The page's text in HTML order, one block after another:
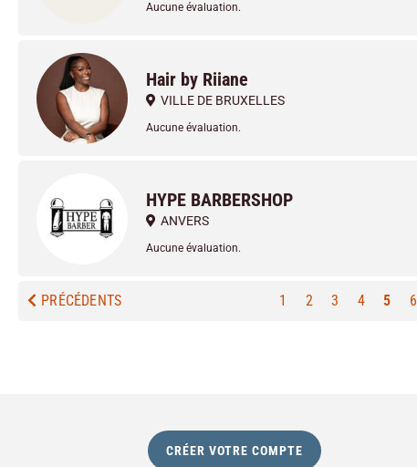
Aucune évaluation.
Hair by Riiane
VILLE DE BRUXELLES
Aucune évaluation.
HYPE BARBERSHOP
ANVERS
Aucune évaluation.
PRÉCÉDENTS 1 2 3 4 5 6
CRÉER VOTRE COMPTE